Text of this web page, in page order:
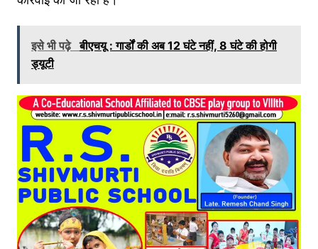
इसे भी पढ़े बीएचयू : गार्डों की अब 12 घंटे नहीं, 8 घंटे की होगी
ड्यूटी